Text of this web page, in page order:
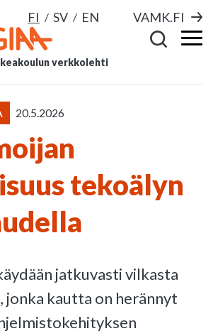
FI SV EN VAMK.FI
verkkolehti
20.5.2026
tekoälyn
jatkuvasti vilkasta
jonka kautta on herännyt